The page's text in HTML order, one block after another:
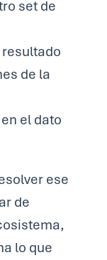
set de
de la
el dato
ese
de
lo que